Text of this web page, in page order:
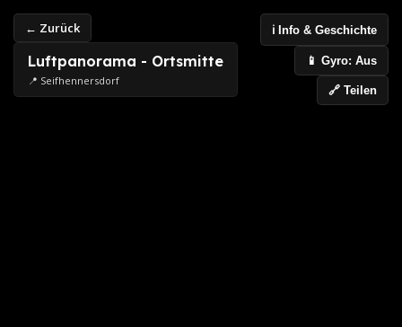
← Zurück
Luftpanorama - Ortsmitte
📍 Seifhennersdorf
ℹ️ Info & Geschichte
📱 Gyro: Aus
🔗 Teilen